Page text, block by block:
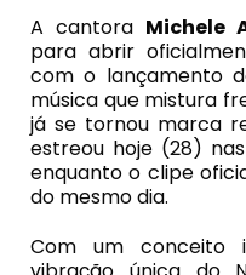
A cantora Michele
para abrir
com o lançamento
música que mistura
já se tornou marca
estreou hoje (28)
enquanto o clipe
do mesmo dia.
Com um conceito